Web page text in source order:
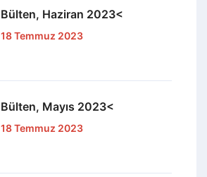
Bülten, Haziran 2023<
18 Temmuz 2023
Bülten, Mayıs 2023<
18 Temmuz 2023